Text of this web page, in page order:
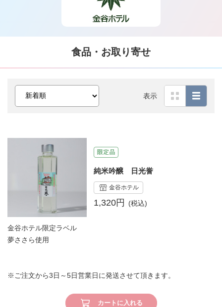
食品・お取り寄せ
表示
純米吟醸 日光誉
金谷ホテル
1,320円
金谷ホテル限定ラベル
夢ささら使用
※ご注文から3日～5日営業日に発送させて頂きます。
カートに入れる